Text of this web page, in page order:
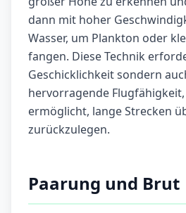
dann mit hoher
Wasser, um Plankton oder
fangen. Diese Technik
Geschicklichkeit sondern
hervorragende
ermöglicht, lange Strecken
zurückzulegen.
Paarung und Brut